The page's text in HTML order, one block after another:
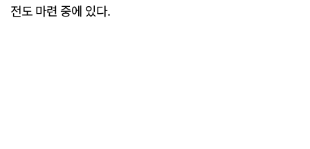
전도 마련 중에 있다.